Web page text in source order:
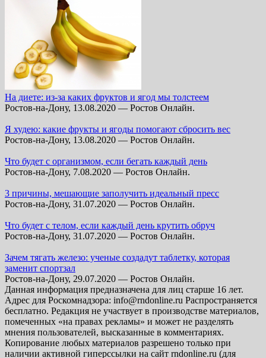
На диете: из-за каких фруктов и ягод мы толстеем
Ростов-на-Дону, 13.08.2020 — Ростов Онлайн.
Я худею: какие фрукты и ягоды помогают сбросить вес
Ростов-на-Дону, 13.08.2020 — Ростов Онлайн.
Что будет с организмом, если бегать каждый день
Ростов-на-Дону, 7.08.2020 — Ростов Онлайн.
3 причины, мешающие заполучить идеальный пресс
Ростов-на-Дону, 31.07.2020 — Ростов Онлайн.
Что будет с телом, если каждый день крутить обруч
Ростов-на-Дону, 31.07.2020 — Ростов Онлайн.
Зачем тягать железо: ученые создадут таблетку, которая
заменит спортзал
Ростов-на-Дону, 29.07.2020 — Ростов Онлайн.
Данная информация предназначена для лиц старше 16 лет.
Адрес для Роскомнадзора: info@rndonline.ru Распространяется
бесплатно. Редакция не участвует в производстве материалов,
помеченных «на правах рекламы» и может не разделять
мнения пользователей, высказанные в комментариях.
Копирование любых материалов разрешено только при
наличии активной гиперссылки на сайт rndonline.ru (для